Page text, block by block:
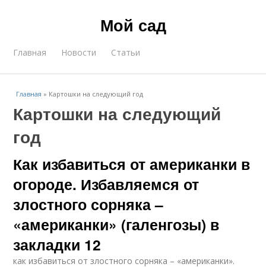
Мой сад
Главная Новости Статьи
Главная » Картошки на следующий год
Картошки на следующий
год
Как избавиться от американки в
огороде. Избавляемся от
злостного сорняка –
«американки» (галенгозы) в
закладки 12
как избавиться от злостного сорняка – «американки».